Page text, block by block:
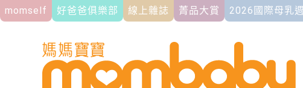
momself 好爸爸俱樂部 線上雜誌 菁品大賞 2026國際母乳週